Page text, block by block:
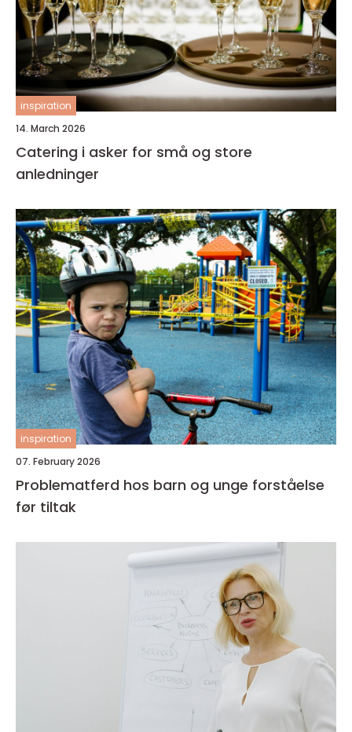
inspiration
14. March 2026
Catering i asker for små og store
anledninger
inspiration
07. February 2026
Problematferd hos barn og unge forståelse
før tiltak